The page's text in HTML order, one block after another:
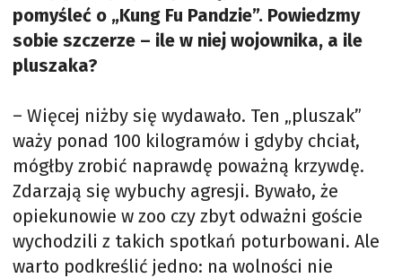
pomyśleć o „Kung Fu Pandzie”. Powiedzmy
sobie szczerze – ile w niej wojownika, a ile
pluszaka?
– Więcej niżby się wydawało. Ten „pluszak”
waży ponad 100 kilogramów i gdyby chciał,
mógłby zrobić naprawdę poważną krzywdę.
Zdarzają się wybuchy agresji. Bywało, że
opiekunowie w zoo czy zbyt odważni goście
wychodzili z takich spotkań poturbowani. Ale
warto podkreślić jedno: na wolności nie